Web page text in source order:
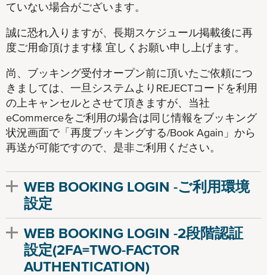
ていない場合がございます。
誠に恐れ入りますが、長期スケジュール掲載後に再
度ご用命頂けます様 宜しくお願い申し上げます。
尚、ブッキング受付オープン前に頂いたご依頼につ
きましては、一旦システムよりREJECTコードを利用
の上キャンセルとさせて頂きますが、当社
eCommerceをご利用の場合は同じ情報をブッキング
状況画面で「再度ブッキングする/Book Again」から
再送が可能ですので、是非ご利用ください。
WEB BOOKING LOGIN -ご利用環境
設定
WEB BOOKING LOGIN -2段階認証
設定(2FA=TWO-FACTOR
AUTHENTICATION)